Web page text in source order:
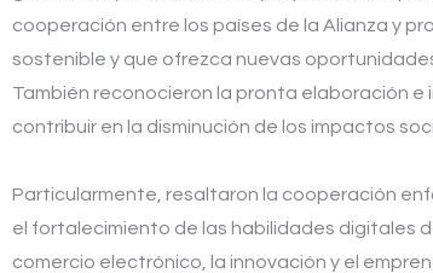
cooperación entre los países de la Alianza y
sostenible y que ofrezca nuevas
También reconocieron la pronta elaboración e
contribuir en la disminución de los impactos
Particularmente, resaltaron la cooperación
el fortalecimiento de las habilidades digitales
comercio electrónico, la innovación y el